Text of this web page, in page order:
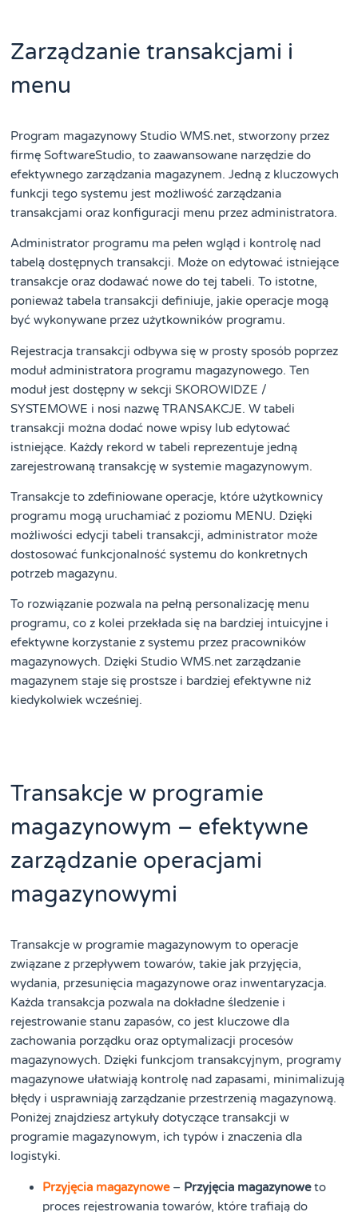
Zarządzanie transakcjami i
menu
Program magazynowy Studio WMS.net, stworzony przez
firmę SoftwareStudio, to zaawansowane narzędzie do
efektywnego zarządzania magazynem. Jedną z kluczowych
funkcji tego systemu jest możliwość zarządzania
transakcjami oraz konfiguracji menu przez administratora.
Administrator programu ma pełen wgląd i kontrolę nad
tabelą dostępnych transakcji. Może on edytować istniejące
transakcje oraz dodawać nowe do tej tabeli. To istotne,
ponieważ tabela transakcji definiuje, jakie operacje mogą
być wykonywane przez użytkowników programu.
Rejestracja transakcji odbywa się w prosty sposób poprzez
moduł administratora programu magazynowego. Ten
moduł jest dostępny w sekcji SKOROWIDZE /
SYSTEMOWE i nosi nazwę TRANSAKCJE. W tabeli
transakcji można dodać nowe wpisy lub edytować
istniejące. Każdy rekord w tabeli reprezentuje jedną
zarejestrowaną transakcję w systemie magazynowym.
Transakcje to zdefiniowane operacje, które użytkownicy
programu mogą uruchamiać z poziomu MENU. Dzięki
możliwości edycji tabeli transakcji, administrator może
dostosować funkcjonalność systemu do konkretnych
potrzeb magazynu.
To rozwiązanie pozwala na pełną personalizację menu
programu, co z kolei przekłada się na bardziej intuicyjne i
efektywne korzystanie z systemu przez pracowników
magazynowych. Dzięki Studio WMS.net zarządzanie
magazynem staje się prostsze i bardziej efektywne niż
kiedykolwiek wcześniej.
Transakcje w programie
magazynowym – efektywne
zarządzanie operacjami
magazynowymi
Transakcje w programie magazynowym to operacje
związane z przepływem towarów, takie jak przyjęcia,
wydania, przesunięcia magazynowe oraz inwentaryzacja.
Każda transakcja pozwala na dokładne śledzenie i
rejestrowanie stanu zapasów, co jest kluczowe dla
zachowania porządku oraz optymalizacji procesów
magazynowych. Dzięki funkcjom transakcyjnym, programy
magazynowe ułatwiają kontrolę nad zapasami, minimalizują
błędy i usprawniają zarządzanie przestrzenią magazynową.
Poniżej znajdziesz artykuły dotyczące transakcji w
programie magazynowym, ich typów i znaczenia dla
logistyki.
Przyjęcia magazynowe– Przyjęcia magazynoweto
proces rejestrowania towarów, które trafiają do